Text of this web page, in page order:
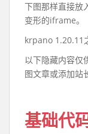
下图那样直接放
变形的iframe。
krpano 1.20.11
以下隐藏内容仅
图文章或添加站
基础代